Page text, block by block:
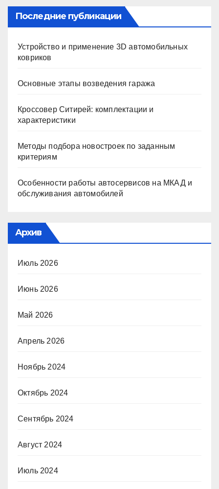
Последние публикации
Устройство и применение 3D автомобильных
ковриков
Основные этапы возведения гаража
Кроссовер Ситирей: комплектации и
характеристики
Методы подбора новостроек по заданным
критериям
Особенности работы автосервисов на МКАД и
обслуживания автомобилей
Архив
Июль 2026
Июнь 2026
Май 2026
Апрель 2026
Ноябрь 2024
Октябрь 2024
Сентябрь 2024
Август 2024
Июль 2024